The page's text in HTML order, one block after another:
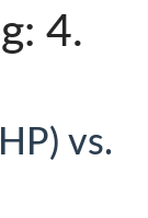
4.
vs.